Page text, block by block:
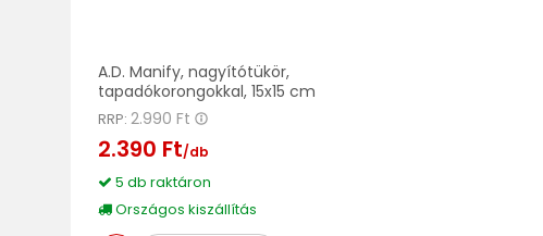
A.D. Manify, nagyítótükör,
tapadókorongokkal, 15x15 cm
RRP: 2.990 Ft
2.390 Ft/db
5 db raktáron
Országos kiszállítás